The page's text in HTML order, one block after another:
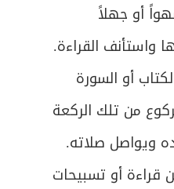
أو جهلاً
واستأنف القراءة.
أو السورة
من تلك الركعة
ويواصل صلاته.
قراءة أو تسبيحات